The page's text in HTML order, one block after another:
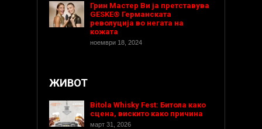
Грин Мастер Ви ја претставува
GESKE® Германската
револуција во негата на
кожата
ноември 18, 2024
ЖИВОТ
Bitola Whisky Fest: Битола како
сцена, вискито како причина
март 31, 2026